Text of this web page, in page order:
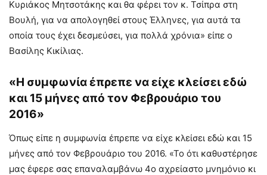
Κυριάκος Μητσοτάκης και θα φέρει τον κ. Τσίπρα στη
Βουλή, για να απολογηθεί στους Έλληνες, για αυτά τα
οποία τους έχει δεσμεύσει, για πολλά χρόνια» είπε ο
Βασίλης Κικίλιας.
«Η συμφωνία έπρεπε να είχε κλείσει εδώ
και 15 μήνες από τον Φεβρουάριο του
2016»
Όπως είπε η συμφωνία έπρεπε να είχε κλείσει εδώ και 15
μήνες από τον Φεβρουάριο του 2016. «Το ότι καθυστέρησε
μας έφερε σας επαναλαμβάνω 4ο αχρείαστο μνημόνιο κι